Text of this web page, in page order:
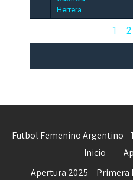
Herrera
1 2
Futbol Femenino Argentino -
Inicio
Apertura 2025 –